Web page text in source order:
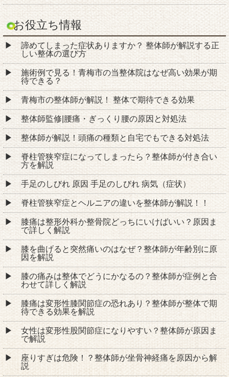
お役立ち情報
諦めてしまった症状ありますか？ 整体師が解説する正
しい整体の選び方
施術例で見る！青梅市の当整体院はなぜ高い効果が期
待できる？
青梅市の整体師が解説！ 整体で期待できる効果
整体師監修|腰痛・ぎっくり腰の原因と対処法
整体師が解説！頭痛の種類と自宅でもできる対処法
脊柱管狭窄症になってしまったら？整体師が付き合い
方を解説
手足のしびれ 原因 手足のしびれ 病気（症状）
脊柱管狭窄症とヘルニアの違いを整体師が解説！！
膝痛は整形外科か整骨院どっちにいけばいい？原因ま
で詳しく解説
膝を曲げると突然痛いのはなぜ？整体師が年齢別に原
因を解説
膝の痛みは整体でどうにかなるの？整体師が症例と合
わせて詳しく解説
膝痛は変形性膝関節症の恐れあり？整体師が整体で期
待できる効果を解説
女性は変形性股関節症になりやすい？整体師が原因ま
で解説
座りすぎは危険！？整体師が坐骨神経痛を原因から解
説